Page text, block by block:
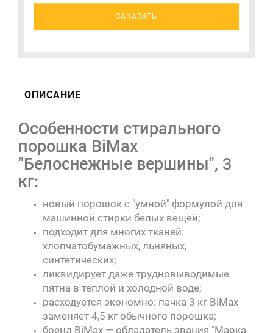
ЗАКАЗАТЬ
ОПИСАНИЕ
Особенности стирального
порошка BiMax
"Белоснежные вершины", 3
кг:
новый порошок с "умной" формулой для
машинной стирки белых вещей;
подходит для многих тканей:
хлопчатобумажных, льняных,
синтетических;
ликвидирует даже трудновыводимые
пятна в теплой и холодной воде;
расходуется экономно: пачка 3 кг BiMax
заменяет 4,5 кг обычного порошка;
бренд BiMax — обладатель звания "Марка